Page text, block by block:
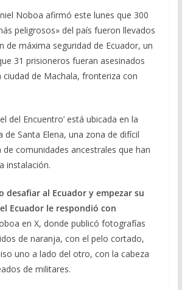
Noboa afirmó este lunes que 300
peligrosos» del país fueron llevados
de máxima seguridad de Ecuador, un
31 prisioneros fueran asesinados
ciudad de Machala, fronteriza con
del Encuentro’ está ubicada en la
de Santa Elena, una zona de difícil
comunidades ancestrales que han
instalación.
desafiar al Ecuador y empezar su
Ecuador le respondió con
en X, donde publicó fotografías
de naranja, con el pelo cortado,
uno a lado del otro, con la cabeza
de militares.